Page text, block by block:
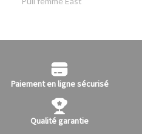
Paiement en ligne sécurisé
Qualité garantie